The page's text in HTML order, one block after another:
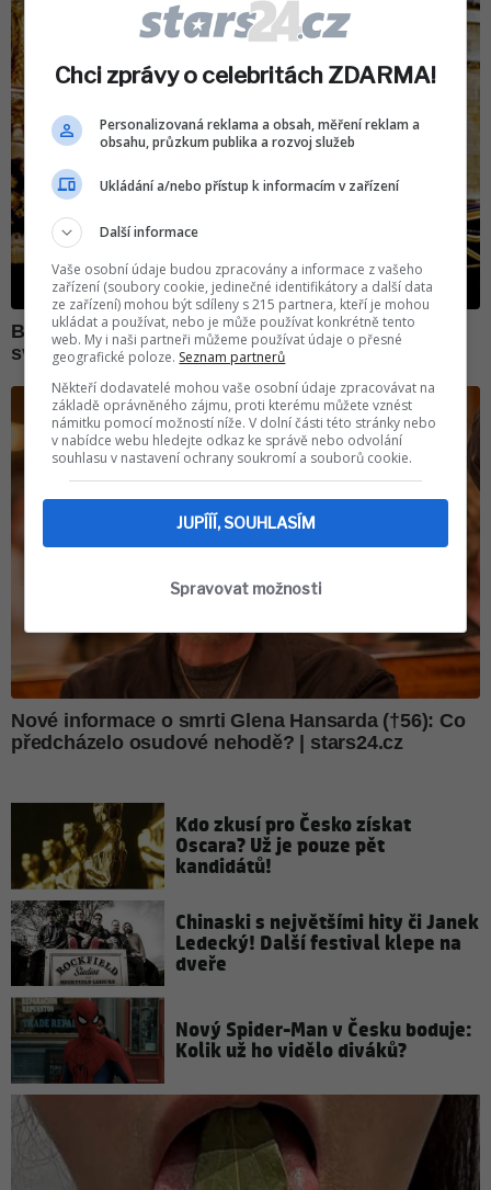
Kdo zkusí pro Česko získat
Oscara? Už je pouze pět
kandidátů!
Chinaski s největšími hity či Janek
Ledecký! Další festival klepe na
dveře
Nový Spider-Man v Česku boduje:
Kolik už ho vidělo diváků?
Chci zprávy o celebritách ZDARMA!
Personalizovaná reklama a obsah, měření reklam a
obsahu, průzkum publika a rozvoj služeb
Ukládání a/nebo přístup k informacím v zařízení
Další informace
Vaše osobní údaje budou zpracovány a informace z vašeho
zařízení (soubory cookie, jedinečné identifikátory a další data
ze zařízení) mohou být sdíleny s 215 partnera, kteří je mohou
ukládat a používat, nebo je může používat konkrétně tento
web. My i naši partneři můžeme používat údaje o přesné
geografické poloze. Seznam partnerů
Někteří dodavatelé mohou vaše osobní údaje zpracovávat na
základě oprávněného zájmu, proti kterému můžete vznést
námitku pomocí možností níže. V dolní části této stránky nebo
v nabídce webu hledejte odkaz ke správě nebo odvolání
souhlasu v nastavení ochrany soukromí a souborů cookie.
JUPÍÍÍ, SOUHLASÍM
Spravovat možnosti